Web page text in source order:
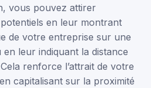
vous pouvez attirer
en leur montrant
de votre entreprise sur une
leur indiquant la distance
renforce l’attrait de votre
capitalisant sur la proximité